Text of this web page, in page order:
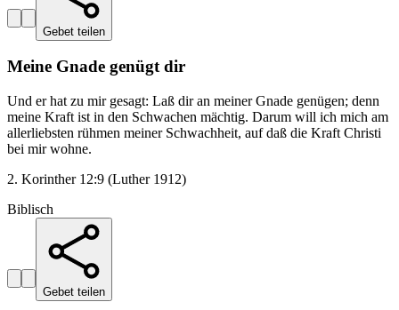
Gebet teilen
Meine Gnade genügt dir
Und er hat zu mir gesagt: Laß dir an meiner Gnade genügen; denn
meine Kraft ist in den Schwachen mächtig. Darum will ich mich am
allerliebsten rühmen meiner Schwachheit, auf daß die Kraft Christi
bei mir wohne.
2. Korinther 12:9 (Luther 1912)
Biblisch
Gebet teilen